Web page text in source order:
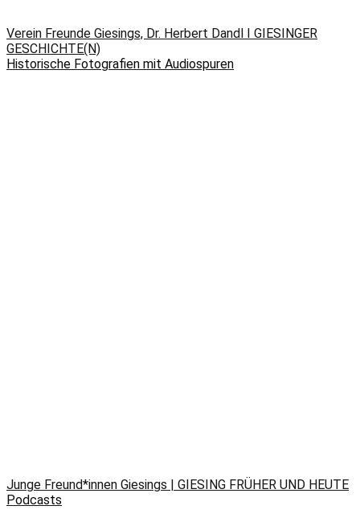
Verein Freunde Giesings, Dr. Herbert Dandl I GIESINGER
GESCHICHTE(N)
Historische Fotografien mit Audiospuren
Junge Freund*innen Giesings | GIESING FRÜHER UND HEUTE
Podcasts